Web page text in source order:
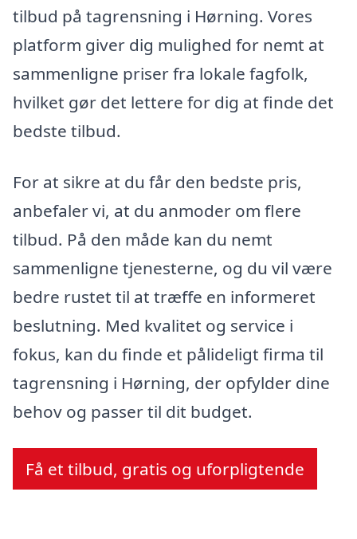
tilbud på tagrensning i Hørning. Vores
platform giver dig mulighed for nemt at
sammenligne priser fra lokale fagfolk,
hvilket gør det lettere for dig at finde det
bedste tilbud.
For at sikre at du får den bedste pris,
anbefaler vi, at du anmoder om flere
tilbud. På den måde kan du nemt
sammenligne tjenesterne, og du vil være
bedre rustet til at træffe en informeret
beslutning. Med kvalitet og service i
fokus, kan du finde et pålideligt firma til
tagrensning i Hørning, der opfylder dine
behov og passer til dit budget.
Få et tilbud, gratis og uforpligtende